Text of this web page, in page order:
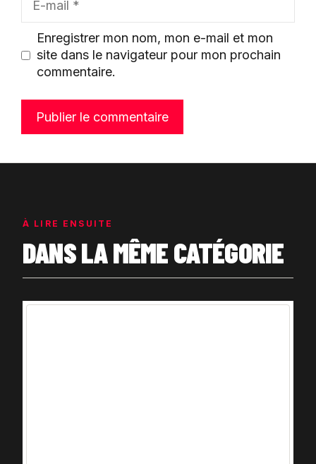
mail
Enregistrer mon nom, mon e-mail et mon
site dans le navigateur pour mon prochain
commentaire.
À LIRE ENSUITE
DANS LA MÊME CATÉGORIE